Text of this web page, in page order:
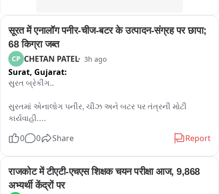
सूरत में एनालॉग पनीर-चीज-बटर के उत्पादन-संग्रह पर छापा;
68 किग्रा जब्त
CP CHETAN PATEL 3h ago
Surat, Gujarat:
સુરત બ્રેકીંગ..
સુરતમાં એનાલોગ પનીર, ચીઝ અને બટર પર તંત્રની મોટી
કાર્યવાહી.
સુરત મહಾನગરપાલિકાના બધા ઝોનમાં સઘન ચેકિંગ હાથ ધરાયું.
૧૦૦ સંસ્થાઓની  તપાસ કરવામાં આવી.
તપાસ દરમિયાન મળી આવેલ આશરે ૬૮ કિલોગ્રામ જેટલો
એનાલોગ પનીર, ચીઝ અને બટરનો જથ્થો સ્થળ પર જ નાશ
0 0 Share Report
राजकोट में टीएटी-एचएस शिक्षक चयन परीक्षा आज, 9,868
अभ्यर्थी केंद्रों पर